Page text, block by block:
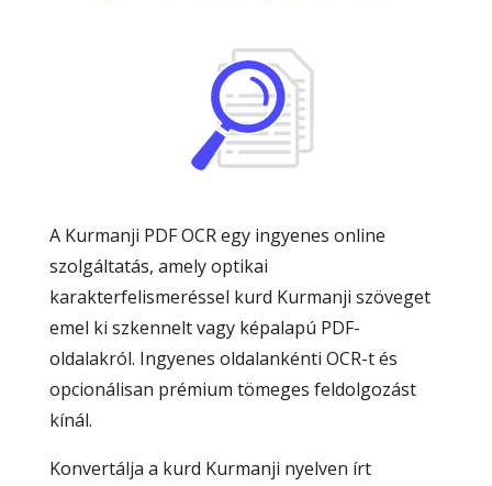
A Kurmanji PDF OCR egy ingyenes online
szolgáltatás, amely optikai
karakterfelismeréssel kurd Kurmanji szöveget
emel ki szkennelt vagy képalapú PDF-
oldalakról. Ingyenes oldalankénti OCR-t és
opcionálisan prémium tömeges feldolgozást
kínál.
Konvertálja a kurd Kurmanji nyelven írt